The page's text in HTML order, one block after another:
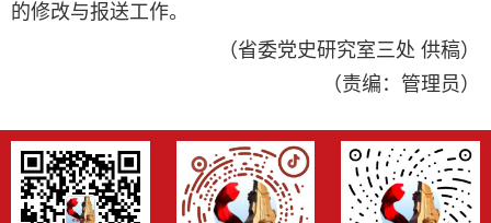
的修改与报送工作。
（省委党史研究室三处 供稿）
（责编：管理员）